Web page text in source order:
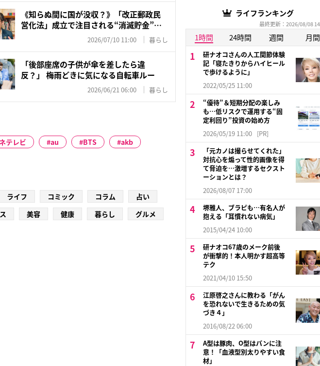
《知らぬ間に国が没収？》「改正郵政民
営化法」成立で注目される“消滅貯金”…
2026/07/10 11:00 暮らし
「後部座席の子供が傘を差したら違
反？」 梅雨どきに気になる自転車ルー
2026/06/21 06:00 暮らし
テレビ au BTS
akb
ライフ コミック コラム
占い
美容 健康 暮らし グルメ
ライフランキング
最終更新：2026/08/08
1時間 24時間 週間 月間
研ナオコさんの人工関節体験
記「寝たきりからハイヒール
で歩けるように」
2022/05/25 11:00
“優待”＆短期分配の楽しみ
も…低リスクで運用する“固
定利回り”投資の始め方
2026/05/19 11:00 [PR]
「元カノは撮らせてくれた」
対抗心を煽って性的画像を得
て脅迫を…激増するセクスト
ーションとは？
2026/08/07 17:00
堺雅人、ブラピも…有名人が
抱える「耳慣れない病気」
2015/04/24 10:00
研ナオコ67歳のメーク前後
が衝撃的！本人明かす超高等
テク
2021/04/10 15:50
江原啓之さんに教わる「がん
を恐れないで生きるための気
づき４」
2016/08/22 06:00
A型は豚肉、O型はパンに注
意！「血液型別太りやすい食
材」